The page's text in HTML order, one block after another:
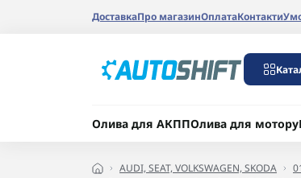
ДоставкаПро магазинОплатаКонтакти
Олива для АКППОлива для мотору
AUDI, SEAT, VOLKSWAGEN, SKODA